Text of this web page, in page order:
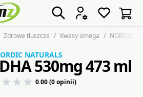
Zdrowe tłuszcze Kwasy omega NORDIC
NATURALS
530mg 473 ml
0.00 (0 opinii)